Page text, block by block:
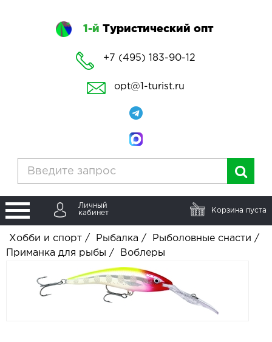
1-й Туристический опт
+7 (495) 183-90-12
opt@1-turist.ru
Личный
кабинет
Корзина пуста
Хобби и спорт / Рыбалка / Рыболовные снасти /
Приманка для рыбы / Воблеры